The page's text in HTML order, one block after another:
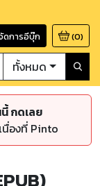
ดการอีบุ๊ก (0)
ทั้งหมด
กดเลย
องที่ Pinto